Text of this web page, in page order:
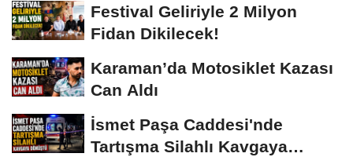
Festival Geliriyle 2 Milyon
Fidan Dikilecek!
Karaman’da Motosiklet Kazası
Can Aldı
İsmet Paşa Caddesi'nde
Tartışma Silahlı Kavgaya